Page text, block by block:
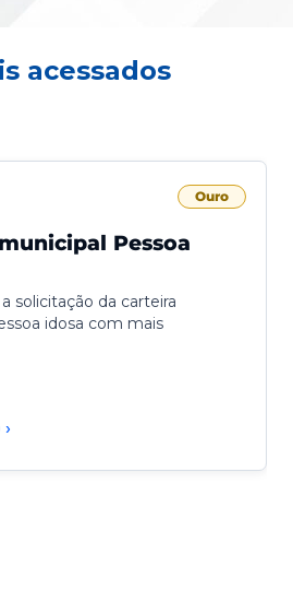
acessados
Ouro
Pessoa
solicitação da carteira
idosa com mais